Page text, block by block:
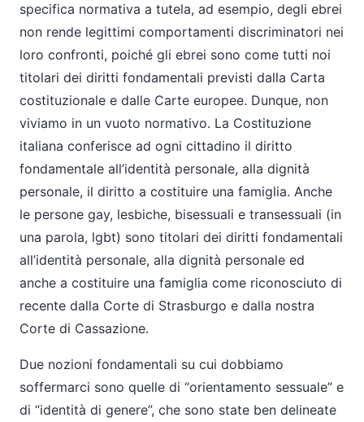
specifica normativa a tutela, ad esempio, degli ebrei
non rende legittimi comportamenti discriminatori nei
loro confronti, poiché gli ebrei sono come tutti noi
titolari dei diritti fondamentali previsti dalla Carta
costituzionale e dalle Carte europee. Dunque, non
viviamo in un vuoto normativo. La Costituzione
italiana conferisce ad ogni cittadino il diritto
fondamentale all’identità personale, alla dignità
personale, il diritto a costituire una famiglia. Anche
le persone gay, lesbiche, bisessuali e transessuali (in
una parola, lgbt) sono titolari dei diritti fondamentali
all’identità personale, alla dignità personale ed
anche a costituire una famiglia come riconosciuto di
recente dalla Corte di Strasburgo e dalla nostra
Corte di Cassazione.
Due nozioni fondamentali su cui dobbiamo
soffermarci sono quelle di “orientamento sessuale” e
di “identità di genere”, che sono state ben delineate